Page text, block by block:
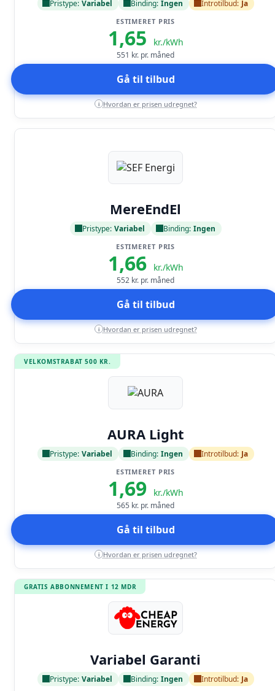
Pristype: Variabel Binding: Ingen Introtilbud: Ja
ESTIMERET PRIS
1,65 kr./kWh
551 kr. pr. måned
Gå til tilbud
i Hvordan er prisen udregnet?
MereEndEl
Pristype: Variabel Binding: Ingen
ESTIMERET PRIS
1,66 kr./kWh
552 kr. pr. måned
Gå til tilbud
i Hvordan er prisen udregnet?
VELKOMSTRABAT 500 KR.
AURA Light
Pristype: Variabel Binding: Ingen Introtilbud: Ja
ESTIMERET PRIS
1,69 kr./kWh
565 kr. pr. måned
Gå til tilbud
i Hvordan er prisen udregnet?
GRATIS ABBONNEMENT I 12 MDR
Variabel Garanti
Pristype: Variabel Binding: Ingen Introtilbud: Ja